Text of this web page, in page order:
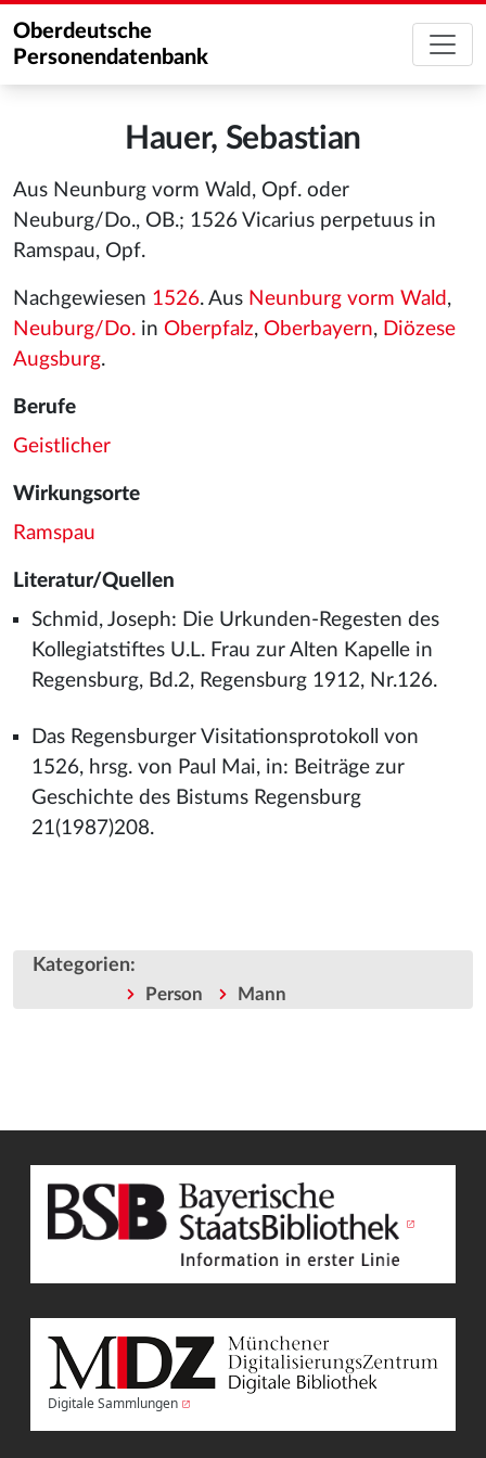
Oberdeutsche
Personendatenbank
Hauer, Sebastian
Aus Neunburg vorm Wald, Opf. oder
Neuburg/Do., OB.; 1526 Vicarius perpetuus in
Ramspau, Opf.
Nachgewiesen 1526. Aus Neunburg vorm Wald ,
Neuburg/Do. in Oberpfalz, Oberbayern, Diözese
Augsburg.
Berufe
Geistlicher
Wirkungsorte
Ramspau
Literatur/Quellen
Schmid, Joseph: Die Urkunden-Regesten des
Kollegiatstiftes U.L. Frau zur Alten Kapelle in
Regensburg, Bd.2, Regensburg 1912, Nr.126.
Das Regensburger Visitationsprotokoll von
1526, hrsg. von Paul Mai, in: Beiträge zur
Geschichte des Bistums Regensburg
21(1987)208.
Kategorien:
Person Mann
Digitale Sammlungen